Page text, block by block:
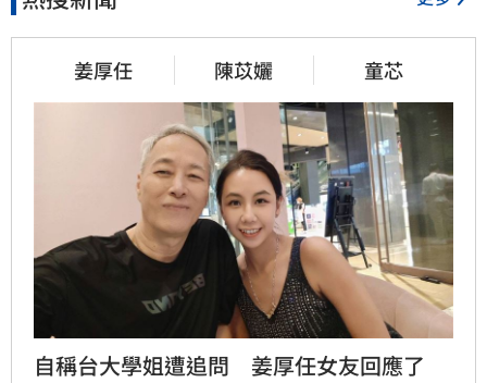
姜厚任 陳苡孋 童芯
自稱台大學姐遭追問　姜厚任女友回應了